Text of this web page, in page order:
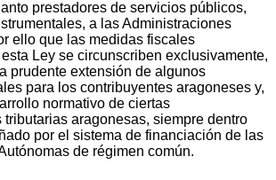
prestadores de servicios públicos,
a las Administraciones
ello que las medidas fiscales
Ley se circunscriben exclusivamente,
prudente extensión de algunos
para los contribuyentes aragoneses y,
normativo de ciertas
aragonesas, siempre dentro
por el sistema de financiación de las
de régimen común.